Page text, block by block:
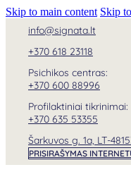
Skip to main content Skip
info@signata.lt
+370 618 23118
Psichikos centras:
+370 600 88996
Profilaktiniai tikrinimai:
+370 635 53355
Šarkuvos g. 1a, LT-
PRISIRAŠYMAS